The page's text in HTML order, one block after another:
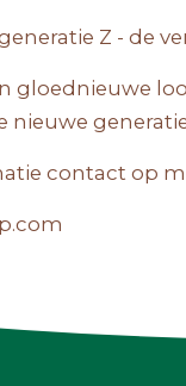
Z - de
gloednieuwe
nieuwe
contact op